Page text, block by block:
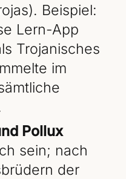
Beispiel:
Lern-App
Trojanisches
im
Pollux
sein; nach
der